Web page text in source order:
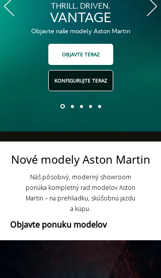
THRILL. DRIVEN.
VANTAGE
Objavte naše modely Aston Martin
OBJAVTE TERAZ
KONFIGURUJTE TERAZ
Nové modely Aston Martin
Náš pôsobivý, moderný showroom
ponúka kompletný rad modelov Aston
Martin – na prehliadku, skúšobnú jazdu
a kúpu.
Objavte ponuku modelov